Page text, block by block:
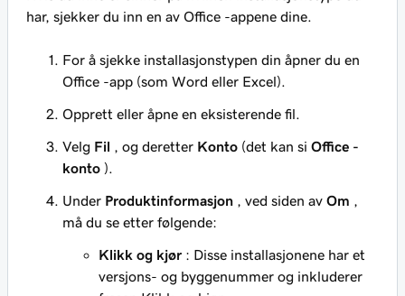
har, sjekker du inn en av Office -appene dine.
For å sjekke installasjonstypen din åpner du en
Office -app (som Word eller Excel).
Opprett eller åpne en eksisterende fil.
Velg Fil , og deretter Konto (det kan si Office -
konto ).
Under Produktinformasjon , ved siden av Om
må du se etter følgende:
Klikk og kjør : Disse installasjonene har et
versjons- og byggenummer og inkluderer